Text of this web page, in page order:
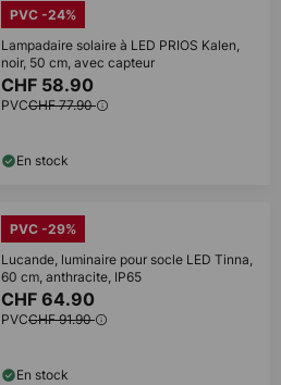
PVC -24%
Lampadaire solaire à LED PRIOS Kalen,
noir, 50 cm, avec capteur
CHF 58.90
PVCCHF 77.90
En stock
PVC -29%
Lucande, luminaire pour socle LED Tinna,
60 cm, anthracite, IP65
CHF 64.90
PVCCHF 91.90
En stock